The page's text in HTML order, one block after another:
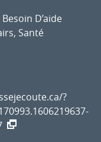
Besoin D’aide
, Santé
?